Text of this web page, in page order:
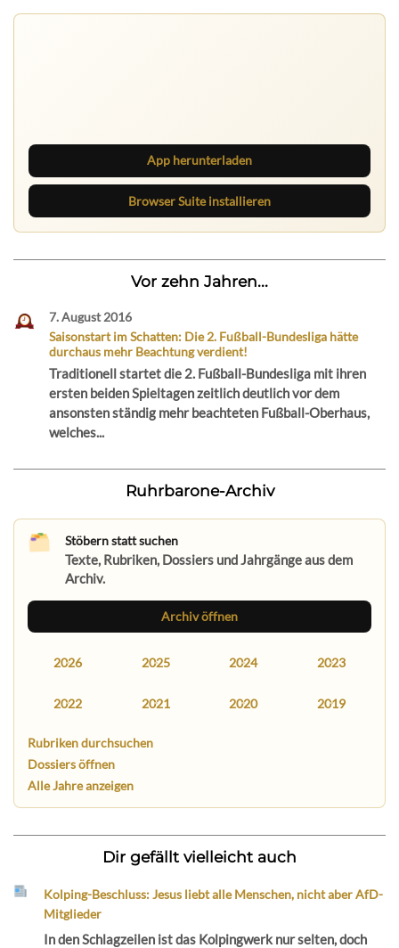
App herunterladen
Browser Suite installieren
Vor zehn Jahren...
7. August 2016
Saisonstart im Schatten: Die 2. Fußball-Bundesliga hätte
durchaus mehr Beachtung verdient!
Traditionell startet die 2. Fußball-Bundesliga mit ihren
ersten beiden Spieltagen zeitlich deutlich vor dem
ansonsten ständig mehr beachteten Fußball-Oberhaus,
welches...
Ruhrbarone-Archiv
Stöbern statt suchen
Texte, Rubriken, Dossiers und Jahrgänge aus dem
Archiv.
Archiv öffnen
2026 2025 2024 2023
2022 2021 2020 2019
Rubriken durchsuchen
Dossiers öffnen
Alle Jahre anzeigen
Dir gefällt vielleicht auch
Kolping-Beschluss: Jesus liebt alle Menschen, nicht aber AfD-
Mitglieder
In den Schlagzeilen ist das Kolpingwerk nur selten, doch